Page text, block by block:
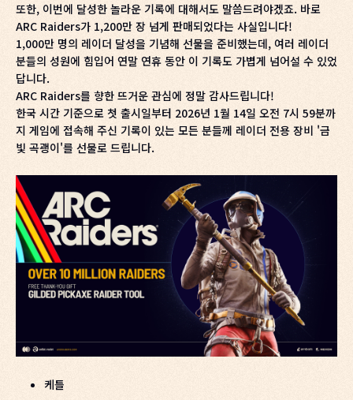
또한, 이번에 달성한 놀라운 기록에 대해서도 말씀드려야겠죠. 바로
ARC Raiders가 1,200만 장 넘게 판매되었다는 사실입니다!
1,000만 명의 레이더 달성을 기념해 선물을 준비했는데, 여러 레이더
분들의 성원에 힘입어 연말 연휴 동안 이 기록도 가볍게 넘어설 수 있었
답니다.
ARC Raiders를 향한 뜨거운 관심에 정말 감사드립니다!
한국 시간 기준으로 첫 출시일부터 2026년 1월 14일 오전 7시 59분까
지 게임에 접속해 주신 기록이 있는 모든 분들께 레이더 전용 장비 '금
빛 곡괭이'를 선물로 드립니다.
케틀